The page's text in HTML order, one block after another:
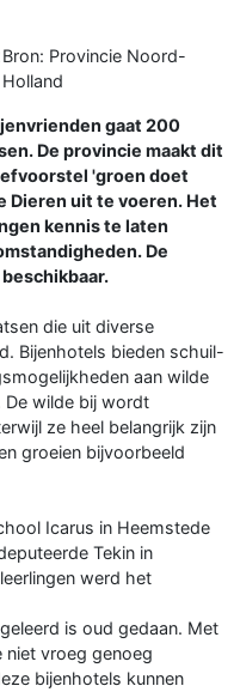
Bron: Provincie Noord-
Holland
gaat 200
De provincie maakt dit
'groen doet
Dieren uit te voeren. Het
kennis te laten
De
die uit diverse
Bijenhotels bieden schuil-
aan wilde
De wilde bij wordt
ze heel belangrijk zijn
groeien bijvoorbeeld
Icarus in Heemstede
Tekin in
werd het
is oud gedaan. Met
vroeg genoeg
bijenhotels kunnen